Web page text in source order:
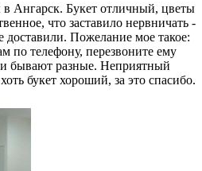
в Ангарск. Букет отличный, цветы
что заставило нервничать -
доставили. Пожелание мое такое:
по телефону, перезвоните ему
бывают разные. Неприятный
букет хороший, за это спасибо.